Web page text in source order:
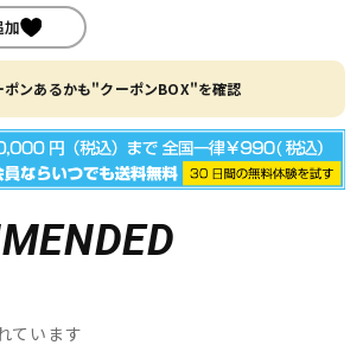
加
ポンあるかも"クーポンBOX"を確認
ています